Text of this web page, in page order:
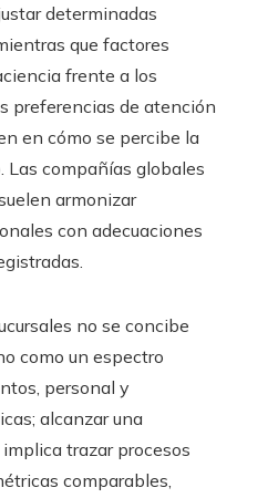
determinadas
que factores
frente a los
preferencias de atención
en cómo se percibe la
Las compañías globales
armonizar
con adecuaciones
no se concibe
como un espectro
personal y
alcanzar una
trazar procesos
comparables,